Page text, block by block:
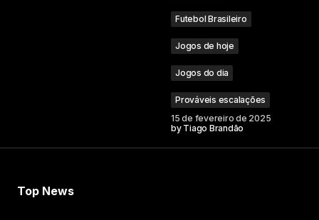
Futebol Brasileiro
Jogos de hoje
Jogos do dia
Prováveis escalações
15 de fevereiro de 2025
by Tiago Brandão
Top News